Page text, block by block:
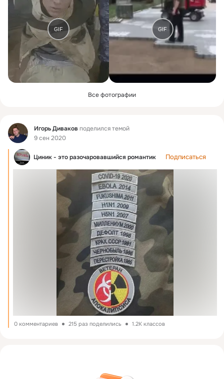
GIF GIF
Все фотографии
Фид Игорь Диваков поделился темой
9 сен 2020
Циник - это разочаровавшийся романтик Подписаться
0 комментариев 215 раз поделились 1.2K классов